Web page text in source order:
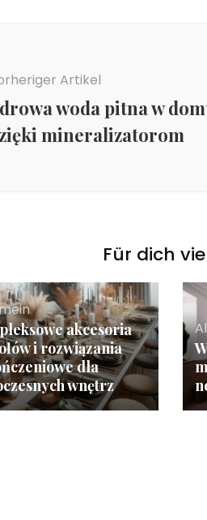
Artikel
woda pitna w
mineralizatorom
Für dich
akcesoria
i rozwiązania
dla
wnętrz